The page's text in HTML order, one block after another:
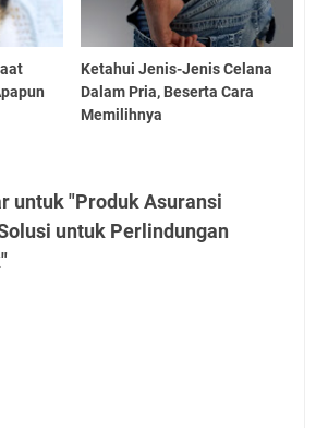
Ketahui Jenis-Jenis Celana
Dalam Pria, Beserta Cara
Memilihnya
untuk "Produk Asuransi
untuk Perlindungan